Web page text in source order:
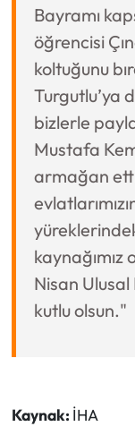
Bayramı
öğrencisi
koltuğunu
Turgutlu’ya
bizlerle
Mustafa
armağan
Nisan
kutlu olsun."
Kaynak: İHA